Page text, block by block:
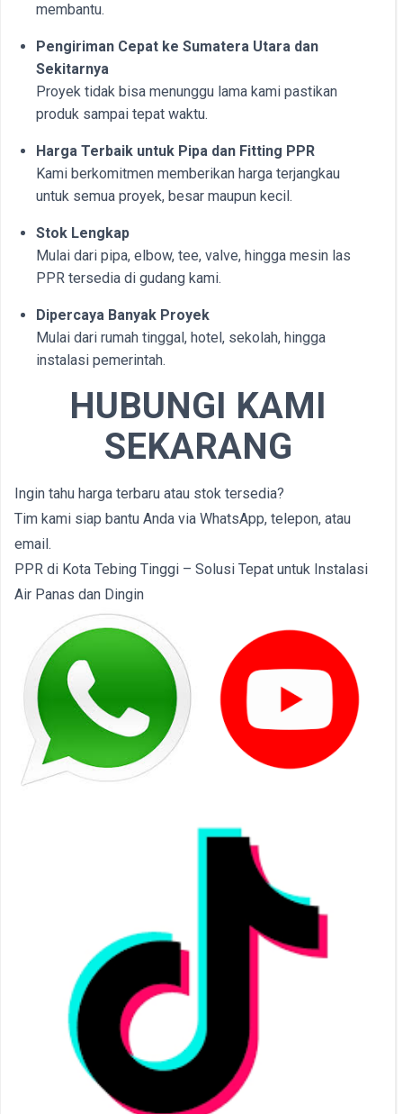
membantu.
Pengiriman Cepat ke Sumatera Utara dan
Sekitarnya
Proyek tidak bisa menunggu lama kami pastikan
produk sampai tepat waktu.
Harga Terbaik untuk Pipa dan Fitting PPR
Kami berkomitmen memberikan harga terjangkau
untuk semua proyek, besar maupun kecil.
Stok Lengkap
Mulai dari pipa, elbow, tee, valve, hingga mesin las
PPR tersedia di gudang kami.
Dipercaya Banyak Proyek
Mulai dari rumah tinggal, hotel, sekolah, hingga
instalasi pemerintah.
HUBUNGI KAMI
SEKARANG
Ingin tahu harga terbaru atau stok tersedia?
Tim kami siap bantu Anda via WhatsApp, telepon, atau
email.
PPR di Kota Tebing Tinggi – Solusi Tepat untuk Instalasi
Air Panas dan Dingin